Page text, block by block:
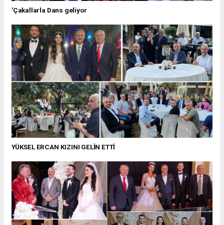
'Çakallarla Dans geliyor
YÜKSEL ERCAN KIZINI GELİN ETTİ